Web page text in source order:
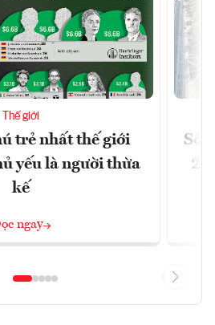
Thế giới
trẻ nhất thế giới
yếu là người thừa
kế
ngay
Số